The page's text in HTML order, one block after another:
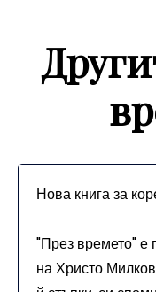
Нова книга за
"През времето" е
на Христо